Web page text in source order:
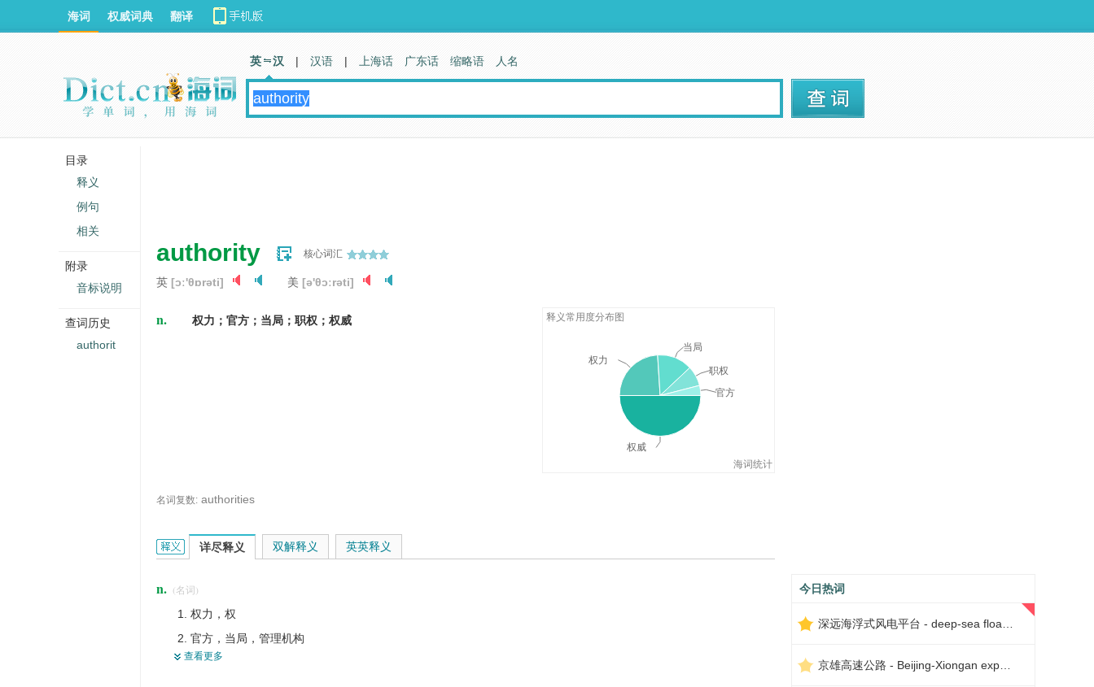
authority 核心词汇
英 [ɔː'θɒrəti] 美 [ə'θɔːrəti]
n. 权力；官方；当局；职权；权威 释义常用度分布图
海词统计
权威
权力
当局
职权
官方
名词复数: authorities
authority的英文翻译是什么意思，词典释义与在线翻译：
详尽释义
n. (名词)
权力，权
官方，当局，管理机构
职权；授权
查看更多
双解释义 英英释义
今日热词
海词 权威词典 翻译
英 汉 | 汉语 | 上海话 广东话 缩略语 人名
目录
释义
例句
相关
附录
音标说明
查词历史
authorit